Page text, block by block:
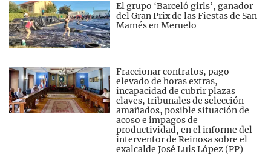
El grupo ‘Barceló girls’, ganador
del Gran Prix de las Fiestas de San
Mamés en Meruelo
Fraccionar contratos, pago
elevado de horas extras,
incapacidad de cubrir plazas
claves, tribunales de selección
amañados, posible situación de
acoso e impagos de
productividad, en el informe del
interventor de Reinosa sobre el
exalcalde José Luis López (PP)